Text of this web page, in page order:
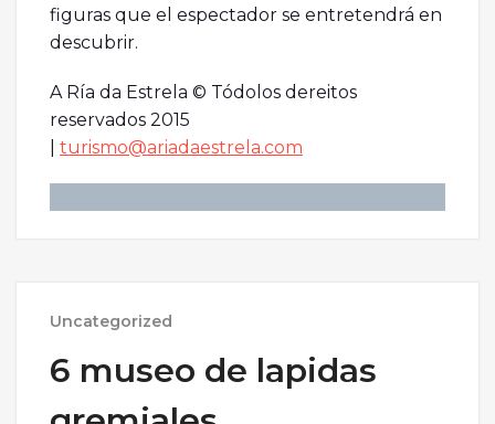
figuras que el espectador se entretendrá en
descubrir.
A Ría da Estrela © Tódolos dereitos
reservados 2015
turismo@ariadaestrela.com
Uncategorized
6 museo de lapidas